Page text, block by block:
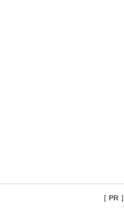
［ PR ］